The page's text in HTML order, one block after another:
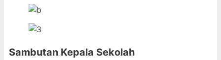
Sambutan Kepala Sekolah